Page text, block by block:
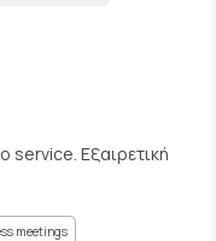
Εξαιρετική
meetings